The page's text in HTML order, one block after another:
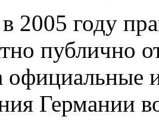
в 2005 году
публично
официальные
Германии